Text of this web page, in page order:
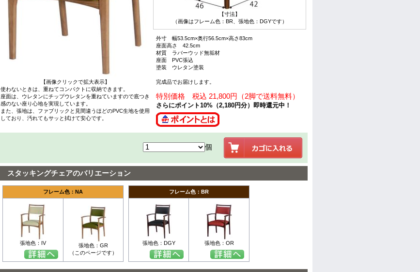
【画像クリックで拡大表示】
使わないときは、重ねてコンパクトに収納できます。
座面は、ウレタンにチップウレタンを重ねていますので底つき
感のない座り心地を実現しています。
また、張地は、ファブリックと見間違うほどのPVC生地を使用
しており、汚れてもサッと拭けて安心です。
【寸法】
（画像はフレーム色：BR、張地色：DGYです）
外寸 幅53.5cm×奥行56.5cm×高さ83cm
座面高さ 42.5cm
材質 ラバーウッド無垢材
座面 PVC張込
塗装 ウレタン塗装
完成品でお届けします。
特別価格 税込 21,800円（2脚で送料無料）
さらにポイント10%（2,180円分）即時還元中！
個
スタッキングチェアのバリエーション
フレーム色：NA
張地色：IV
張地色：GR
（このページです）
フレーム色：BR
張地色：DGY 張地色：OR